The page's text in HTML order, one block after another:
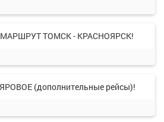
ТОМСК - КРАСНОЯРСК!
(дополнительные рейсы)!